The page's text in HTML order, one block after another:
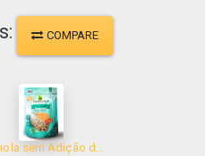
COMPARE
Granola sem Adição de Açúcar 200g